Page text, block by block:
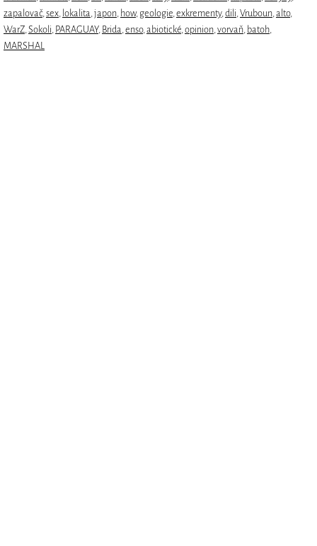
zapalovač,sex, lokalita,japon, how, geologie,exkrementy,dili,Vruboun,alto,
WarZ,Sokoli, PARAGUAY, Brida,enso,abiotické,opinion,vorvaň, batoh,
MARSHAL